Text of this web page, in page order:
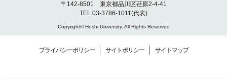
〒142-8501 東京都品川区荏原2-4-41
TEL 03-3786-1011(代表)
Copyright© Hoshi University. All Rights Reserved
プライバシーポリシー サイトポリシー サイトマップ